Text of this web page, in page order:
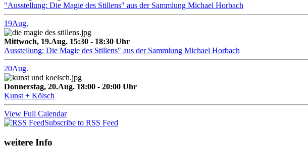
"Ausstellung: Die Magie des Stillens" aus der Sammlung Michael Horbach
19Aug.
Mittwoch, 19.Aug. 15:30 - 18:30 Uhr
Ausstellung: Die Magie des Stillens" aus der Sammlung Michael Horbach
20Aug.
Donnerstag, 20.Aug. 18:00 - 20:00 Uhr
Kunst + Kölsch
View Full Calendar
Subscribe to RSS Feed
weitere Info